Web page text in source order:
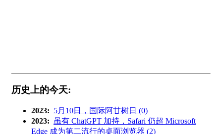
历史上的今天:
2023: 5月10日，国际阿甘树日 (0)
2023:
虽有 ChatGPT 加持，Safari 仍超 Microsoft
Edge 成为第二流行的桌面浏览器 (2)